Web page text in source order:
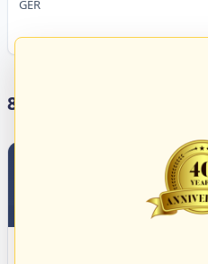
GER
8 Livestreams heute
0
TOP 3